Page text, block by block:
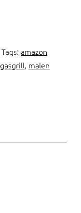
Tags:amazon
gasgrill, malen